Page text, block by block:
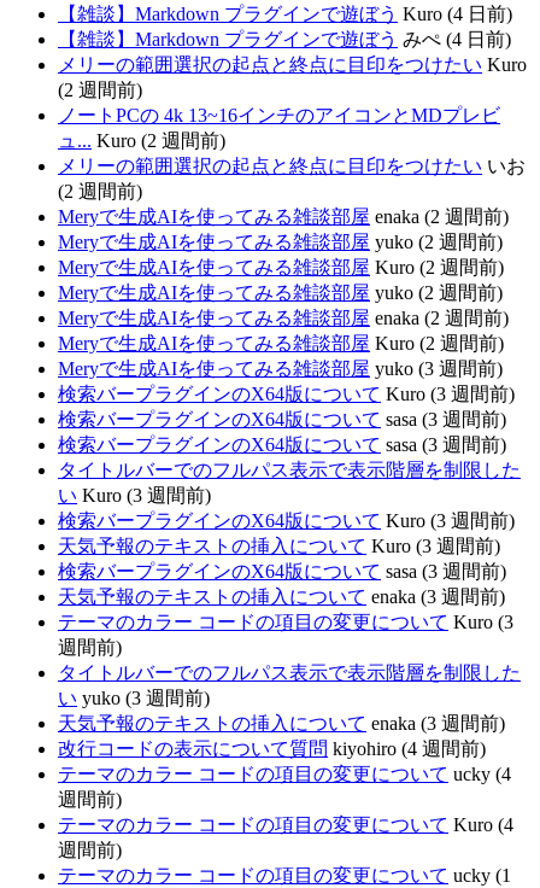
【雑談】Markdown プラグインで遊ぼう Kuro (4 日前)
【雑談】Markdown プラグインで遊ぼう みぺ (4 日前)
メリーの範囲選択の起点と終点に目印をつけたい Kuro
(2 週間前)
ノートPCの 4k 13~16インチのアイコンとMDプレビ
ュ... Kuro (2 週間前)
メリーの範囲選択の起点と終点に目印をつけたい いお
(2 週間前)
Meryで生成AIを使ってみる雑談部屋 enaka (2 週間前)
Meryで生成AIを使ってみる雑談部屋 yuko (2 週間前)
Meryで生成AIを使ってみる雑談部屋 Kuro (2 週間前)
Meryで生成AIを使ってみる雑談部屋 yuko (2 週間前)
Meryで生成AIを使ってみる雑談部屋 enaka (2 週間前)
Meryで生成AIを使ってみる雑談部屋 Kuro (2 週間前)
Meryで生成AIを使ってみる雑談部屋 yuko (3 週間前)
検索バープラグインのX64版について Kuro (3 週間前)
検索バープラグインのX64版について sasa (3 週間前)
検索バープラグインのX64版について sasa (3 週間前)
タイトルバーでのフルパス表示で表示階層を制限した
い Kuro (3 週間前)
検索バープラグインのX64版について Kuro (3 週間前)
天気予報のテキストの挿入について Kuro (3 週間前)
検索バープラグインのX64版について sasa (3 週間前)
天気予報のテキストの挿入について enaka (3 週間前)
テーマのカラー コードの項目の変更について Kuro (3
週間前)
タイトルバーでのフルパス表示で表示階層を制限した
い yuko (3 週間前)
天気予報のテキストの挿入について enaka (3 週間前)
改行コードの表示について質問 kiyohiro (4 週間前)
テーマのカラー コードの項目の変更について ucky (4
週間前)
テーマのカラー コードの項目の変更について Kuro (4
週間前)
テーマのカラー コードの項目の変更について ucky (1